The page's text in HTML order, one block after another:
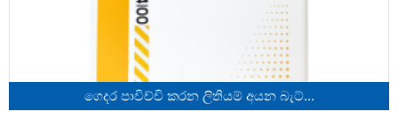
ගෙදර පාවිච්චි කරන ලිතියම් අයන බැට්...